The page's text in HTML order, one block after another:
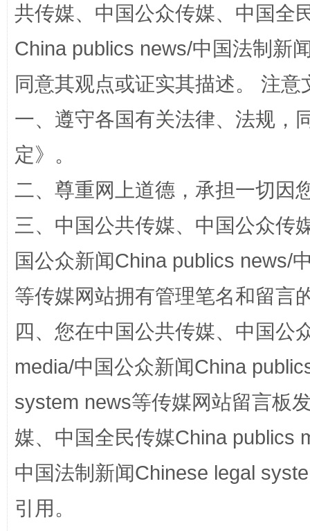
解纷+调解+退费，一次搞定
站台名比不上好声名
漫山遍野的桃花与雪山、麦地、白藏房 除
共传媒、中国公众传媒、中国全
China publics news/中国法制新
同意其观点或证实其描述。 注
一、遵守各国有关法律、法规，
定》。
二、尊重网上道德，承担一切因
三、中国公共传媒、中国公众传
国公众新闻China publics news/
等传媒网站拥有管理笔名和留言
四、您在中国公共传媒、中国公
media/中国公众新闻China
system news等传媒网站留言板
媒、中国全民传媒China publics
中国法制新闻Chinese legal
引用。